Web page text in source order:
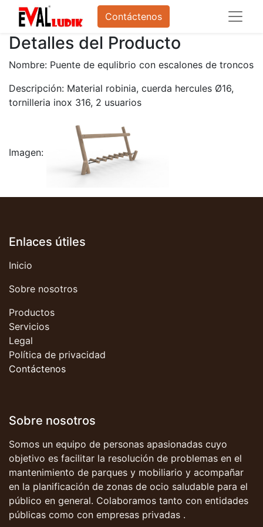
Contáctenos
Detalles del Producto
Nombre: Puente de equlibrio con escalones de troncos
Descripción: Material robinia, cuerda hercules Ø16,
tornilleria inox 316, 2 usuarios
Imagen:
Enlaces útiles
Inicio
Sobre nosotros
Productos
Servicios
Legal
Política de privacidad
Contáctenos
Sobre nosotros
Somos un equipo de personas apasionadas cuyo
objetivo es facilitar la resolución de problemas en el
mantenimiento de parques y mobiliario y acompañar
en la planificación de zonas de ocio saludable para el
público en general. Colaboramos tanto con entidades
públicas como con empresas privadas .